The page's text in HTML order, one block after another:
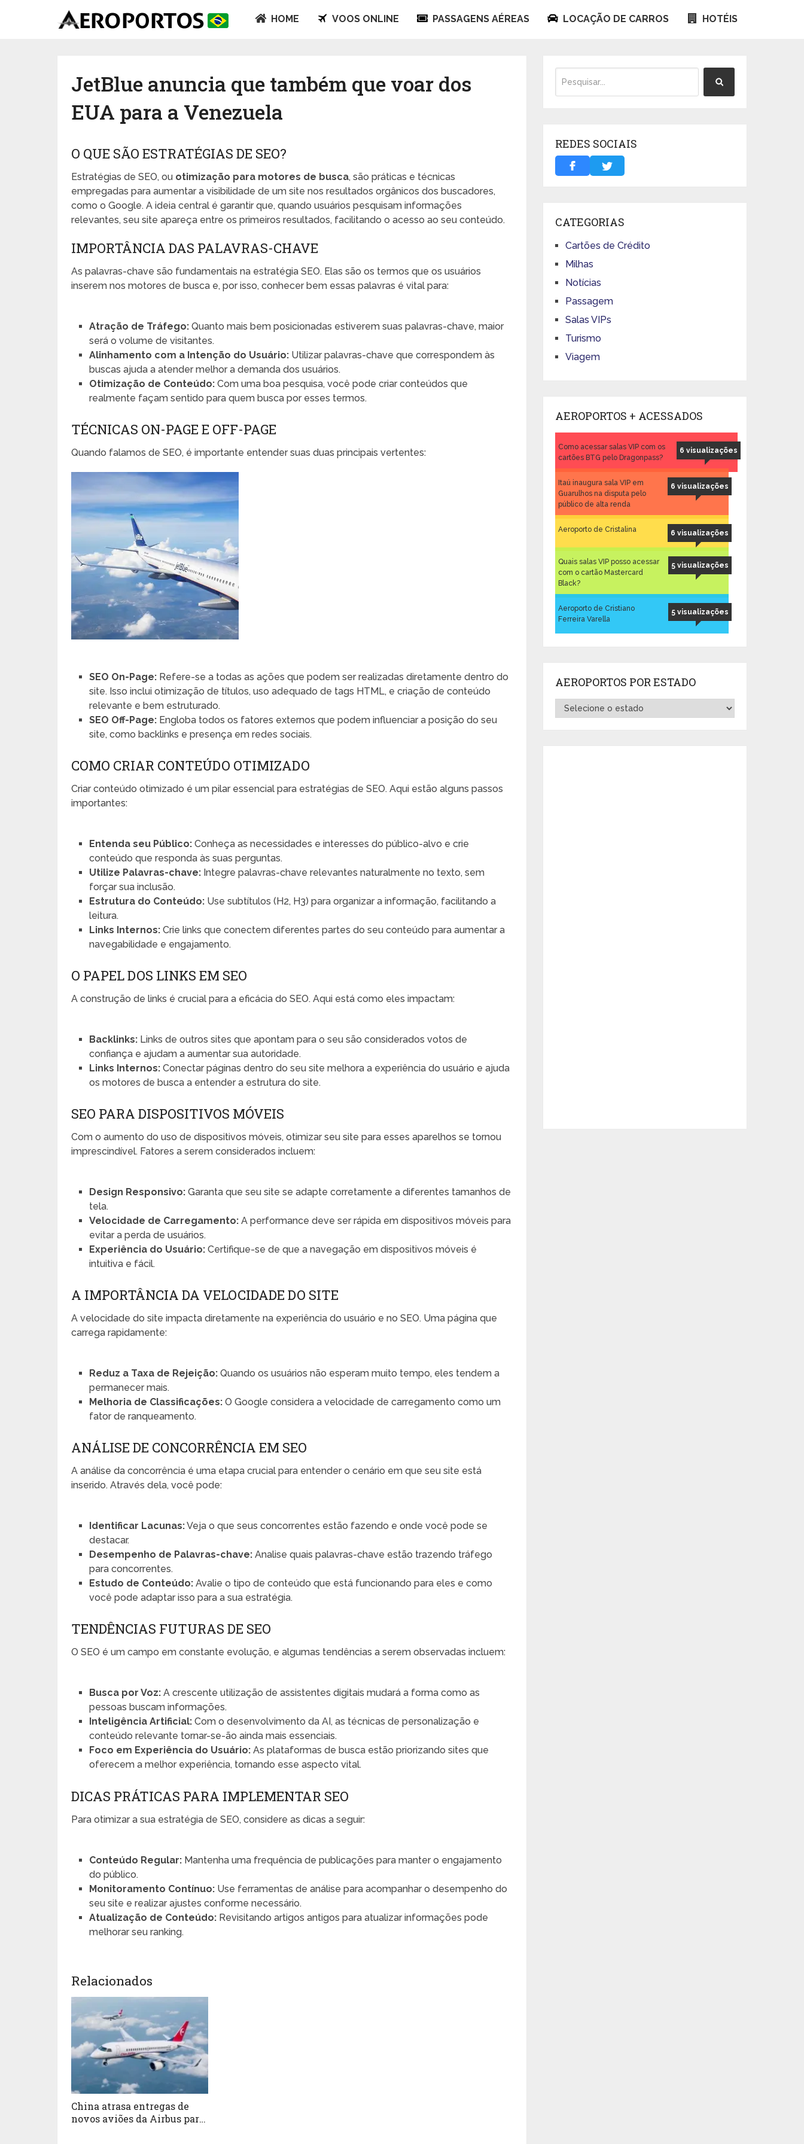
HOME VOOS ONLINE PASSAGENS AÉREAS LOCAÇÃO DE CARROS HOTÉIS
JetBlue anuncia que também que voar dos
EUA para a Venezuela
O QUE SÃO ESTRATÉGIAS DE SEO?
Estratégias de SEO, ou otimização para motores de busca, são práticas e técnicas
empregadas para aumentar a visibilidade de um site nos resultados orgânicos dos buscadores,
como o Google. A ideia central é garantir que, quando usuários pesquisam informações
relevantes, seu site apareça entre os primeiros resultados, facilitando o acesso ao seu conteúdo.
IMPORTÂNCIA DAS PALAVRAS-CHAVE
As palavras-chave são fundamentais na estratégia SEO. Elas são os termos que os usuários
inserem nos motores de busca e, por isso, conhecer bem essas palavras é vital para:
Atração de Tráfego: Quanto mais bem posicionadas estiverem suas palavras-chave, maior
será o volume de visitantes.
Alinhamento com a Intenção do Usuário: Utilizar palavras-chave que correspondem às
buscas ajuda a atender melhor a demanda dos usuários.
Otimização de Conteúdo: Com uma boa pesquisa, você pode criar conteúdos que
realmente façam sentido para quem busca por esses termos.
TÉCNICAS ON-PAGE E OFF-PAGE
Quando falamos de SEO, é importante entender suas duas principais vertentes:
SEO On-Page: Refere-se a todas as ações que podem ser realizadas diretamente dentro do
site. Isso inclui otimização de títulos, uso adequado de tags HTML, e criação de conteúdo
relevante e bem estruturado.
SEO Off-Page: Engloba todos os fatores externos que podem influenciar a posição do seu
site, como backlinks e presença em redes sociais.
COMO CRIAR CONTEÚDO OTIMIZADO
Criar conteúdo otimizado é um pilar essencial para estratégias de SEO. Aqui estão alguns passos
importantes:
Entenda seu Público: Conheça as necessidades e interesses do público-alvo e crie
conteúdo que responda às suas perguntas.
Utilize Palavras-chave: Integre palavras-chave relevantes naturalmente no texto, sem
forçar sua inclusão.
Estrutura do Conteúdo: Use subtítulos (H2, H3) para organizar a informação, facilitando a
leitura.
Links Internos: Crie links que conectem diferentes partes do seu conteúdo para aumentar a
navegabilidade e engajamento.
O PAPEL DOS LINKS EM SEO
A construção de links é crucial para a eficácia do SEO. Aqui está como eles impactam:
Backlinks: Links de outros sites que apontam para o seu são considerados votos de
confiança e ajudam a aumentar sua autoridade.
Links Internos: Conectar páginas dentro do seu site melhora a experiência do usuário e ajuda
os motores de busca a entender a estrutura do site.
SEO PARA DISPOSITIVOS MÓVEIS
Com o aumento do uso de dispositivos móveis, otimizar seu site para esses aparelhos se tornou
imprescindível. Fatores a serem considerados incluem:
Design Responsivo: Garanta que seu site se adapte corretamente a diferentes tamanhos de
tela.
Velocidade de Carregamento: A performance deve ser rápida em dispositivos móveis para
evitar a perda de usuários.
Experiência do Usuário: Certifique-se de que a navegação em dispositivos móveis é
intuitiva e fácil.
A IMPORTÂNCIA DA VELOCIDADE DO SITE
A velocidade do site impacta diretamente na experiência do usuário e no SEO. Uma página que
carrega rapidamente:
Reduz a Taxa de Rejeição: Quando os usuários não esperam muito tempo, eles tendem a
permanecer mais.
Melhoria de Classificações: O Google considera a velocidade de carregamento como um
fator de ranqueamento.
ANÁLISE DE CONCORRÊNCIA EM SEO
A análise da concorrência é uma etapa crucial para entender o cenário em que seu site está
inserido. Através dela, você pode:
Identificar Lacunas:Veja o que seus concorrentes estão fazendo e onde você pode se
destacar.
Desempenho de Palavras-chave: Analise quais palavras-chave estão trazendo tráfego
para concorrentes.
Estudo de Conteúdo: Avalie o tipo de conteúdo que está funcionando para eles e como
você pode adaptar isso para a sua estratégia.
TENDÊNCIAS FUTURAS DE SEO
O SEO é um campo em constante evolução, e algumas tendências a serem observadas incluem:
Busca por Voz: A crescente utilização de assistentes digitais mudará a forma como as
pessoas buscam informações.
Inteligência Artificial: Com o desenvolvimento da AI, as técnicas de personalização e
conteúdo relevante tornar-se-ão ainda mais essenciais.
Foco em Experiência do Usuário: As plataformas de busca estão priorizando sites que
oferecem a melhor experiência, tornando esse aspecto vital.
DICAS PRÁTICAS PARA IMPLEMENTAR SEO
Para otimizar a sua estratégia de SEO, considere as dicas a seguir:
Conteúdo Regular: Mantenha uma frequência de publicações para manter o engajamento
do público.
Monitoramento Contínuo: Use ferramentas de análise para acompanhar o desempenho do
seu site e realizar ajustes conforme necessário.
Atualização de Conteúdo: Revisitando artigos antigos para atualizar informações pode
melhorar seu ranking.
Relacionados
China atrasa entregas de
novos aviões da Airbus para
REDES SOCIAIS
CATEGORIAS
Cartões de Crédito
Milhas
Notícias
Passagem
Salas VIPs
Turismo
Viagem
AEROPORTOS + ACESSADOS
6 visualizações
Como acessar salas VIP com os
cartões BTG pelo Dragonpass?
6 visualizações
Itaú inaugura sala VIP em
Guarulhos na disputa pelo
público de alta renda
6 visualizações
Aeroporto de Cristalina
5 visualizações
Quais salas VIP posso acessar
com o cartão Mastercard
Black?
5 visualizações
Aeroporto de Cristiano
Ferreira Varella
AEROPORTOS POR ESTADO
Aeroportos
por